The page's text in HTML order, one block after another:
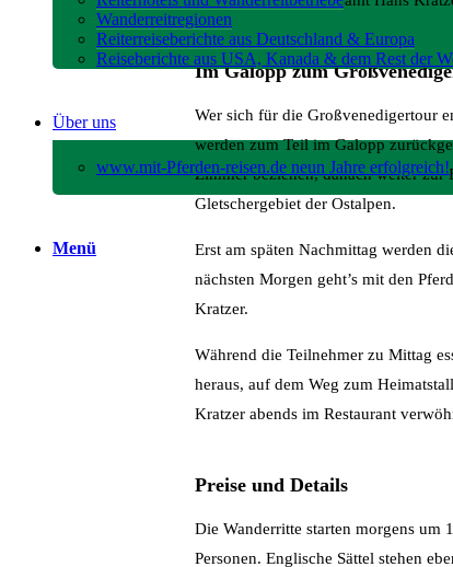
Wanderreitregionen
Reiterreiseberichte aus Deutschland & Europa
Reiseberichte aus USA, Kanada & dem Rest der
Über uns
www.mit-Pferden-reisen.de neun Jahre erfolgreich!
Menü
Im Galopp zum
Wer sich für die Großvenedigertour
werden zum Teil im Galopp
Zimmer beziehen, danach weiter zur
Gletschergebiet der Ostalpen.
Erst am späten Nachmittag werden
nächsten Morgen geht’s mit den
Kratzer.
Während die Teilnehmer zu Mittag
heraus, auf dem Weg zum
Kratzer abends im Restaurant
Preise und Details
Die Wanderritte starten morgens um
Personen. Englische Sättel stehen